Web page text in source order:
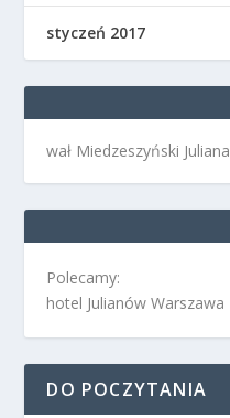
styczeń 2017
wał Miedzeszyński Juliana
Polecamy:
hotel Julianów Warszawa
DO POCZYTANIA